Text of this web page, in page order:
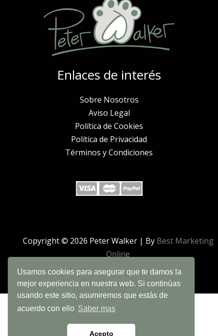
Usamos cookies para asegurar que te damos la
mejor experiencia en nuestra web. Si continúas
usando este sitio, asumiremos que estás de
acuerdo con ello Saber mas
Acepto
Enlaces de interés
Sobre Nosotros
Aviso Legal
Política de Cookies
Política de Privacidad
Términos y Condiciones
Copyright © 2026 Peter Walker | By Best Marketing
Online